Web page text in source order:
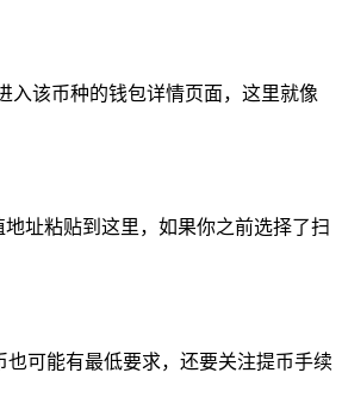
入该币种的钱包详情页面，这里就像
址粘贴到这里，如果你之前选择了扫
可能有最低要求，还要关注提币手续